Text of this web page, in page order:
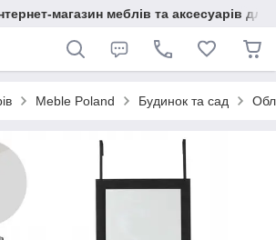
магазин меблів та аксесуарів для
Meble Poland Будинок та сад